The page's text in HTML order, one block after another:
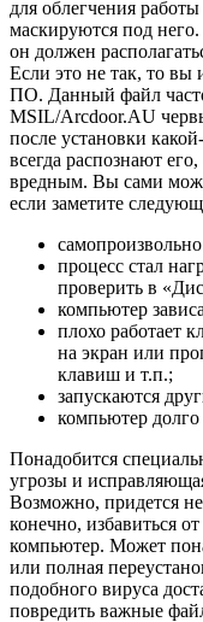
для облегчения
маскируются под
он должен
Если это не так, то вы
ПО. Данный файл
MSIL/Arcdoor.AU
после установки
всегда распознают
вредным. Вы сами
если заметите
процесс стал
проверить в
компьютер
плохо работает
на экран или
клавиш и т.п.;
запускаются
компьютер долго
Понадобится
угрозы и
Возможно, придется
конечно, избавиться
компьютер. Может
или полная
подобного вируса
повредить важные